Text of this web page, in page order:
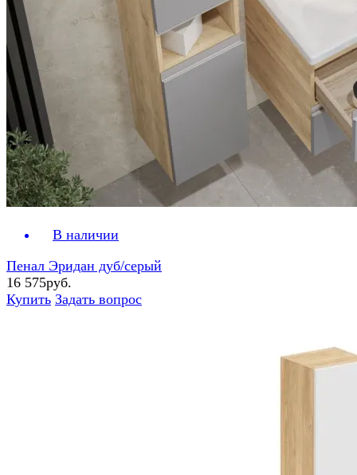
В наличии
Пенал Эридан дуб/серый
16 575руб.
Купить Задать вопрос